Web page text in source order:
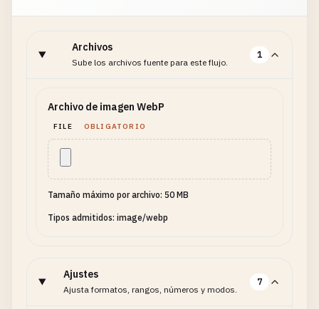
Archivos
Sube los archivos fuente para este flujo.
1
Archivo de imagen WebP
FILE OBLIGATORIO
Tamaño máximo por archivo: 50 MB
Tipos admitidos: image/webp
Ajustes
Ajusta formatos, rangos, números y modos.
7